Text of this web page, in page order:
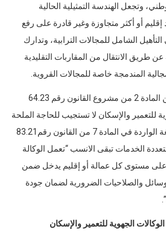
وتجعل الهندسة التمثيلية الحالية
أو أكثر متجاوزة وغير قادرة على رفع
اﻟﺘﺄﻫﻴﻞ اﻟﺸﺎﻣﻞ ﻟﻠﻤﺠﺎﻻت اﻟﺘﺮاﺑﻴﺔ، وﺗﺪارك
عن طريق اﻻﻧﺘﻘﺎل ﻣﻦ اﻟﻤﻘﺎرﺑﺎت اﻟﺘﻘﻠﻴﺪﻳﺔ
اﻟﻤﻨﺪﻣﺠﺔ خاصة للمجالات القروية.
وبالتالي فان الفقرة الثانية من المادة 2 من مشروع القانون رقم 64.23
للتعمير والإسكان لا تستجيب للحاجة الملحة
لتمثيليات القرب. ولعل الصيغة الواردة في المادة 7 من القانون رقم83.21
الخدمات تبقى الانسب “تعمل الوكالة
على مستوى كل عمالة أو إقليم يدخل ضمن
والصلاحيات الضرورية لضمان جودة
الجهوية للتعمير والإسكان